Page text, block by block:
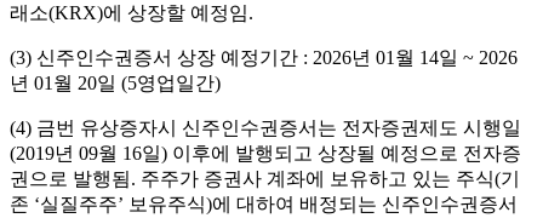
래소(KRX)에 상장할 예정임.
(3) 신주인수권증서 상장 예정기간 : 2026년 01 월 14일 ~ 2026
년 01 월 20일 (5영업일간)
(4) 금번 유상증자시 신주인수권증서는 전자증권제도 시행일
(2019년 09월 16일) 이후에 발행되고 상장될 예정으로 전자증
권으로 발행됨. 주주가 증권사 계좌에 보유하고 있는 주식(기
존 ‘실질주주’ 보유주식)에 대하여 배정되는 신주인수권증서